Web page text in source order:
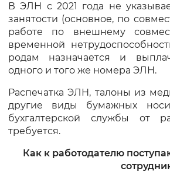
В ЭЛН с 2021 года не
занятости (основное, по
работе по внешнему
временной
родам назначается и
одного и того же номера ЭЛН.
Распечатка ЭЛН, талоны из
другие виды бумажных
бухгалтерской службы от
требуется.
Как к работодателю